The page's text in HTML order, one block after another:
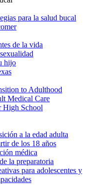
para la salud bucal
de la vida
hijo
to Adulthood
Medical Care
High School
a la edad adulta
de los 18 años
médica
la preparatoria
para adolescentes y